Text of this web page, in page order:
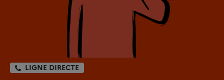
LIGNE DIRECTE